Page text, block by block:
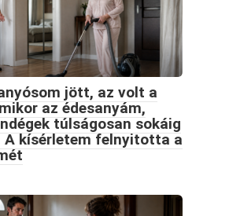
jött, az volt a
az édesanyám,
túlságosan sokáig
A kísérletem felnyitotta a